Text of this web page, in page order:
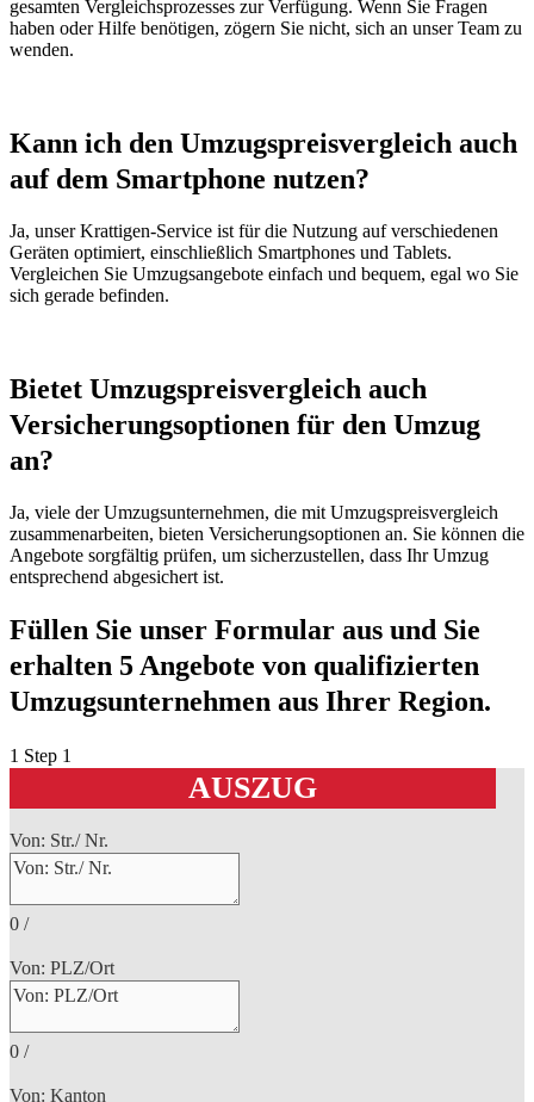
gesamten Vergleichsprozesses zur Verfügung. Wenn Sie Fragen
haben oder Hilfe benötigen, zögern Sie nicht, sich an unser Team zu
wenden.
Kann ich den Umzugspreisvergleich auch
auf dem Smartphone nutzen?
Ja, unser Krattigen-Service ist für die Nutzung auf verschiedenen
Geräten optimiert, einschließlich Smartphones und Tablets.
Vergleichen Sie Umzugsangebote einfach und bequem, egal wo Sie
sich gerade befinden.
Bietet Umzugspreisvergleich auch
Versicherungsoptionen für den Umzug
an?
Ja, viele der Umzugsunternehmen, die mit Umzugspreisvergleich
zusammenarbeiten, bieten Versicherungsoptionen an. Sie können die
Angebote sorgfältig prüfen, um sicherzustellen, dass Ihr Umzug
entsprechend abgesichert ist.
Füllen Sie unser Formular aus und Sie
erhalten 5 Angebote von qualifizierten
Umzugsunternehmen aus Ihrer Region.
1 Step 1
AUSZUG
Von: Str./ Nr.
0 /
Von: PLZ/Ort
0 /
Von: Kanton